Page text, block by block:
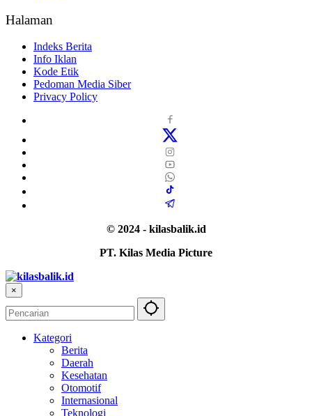
Halaman
Indeks Berita
Info Iklan
Kode Etik
Pedoman Media Siber
Privacy Policy
© 2024 - kilasbalik.id
PT. Kilas Media Picture
×
Kategori
Berita
Daerah
Kesehatan
Otomotif
Internasional
Teknologi